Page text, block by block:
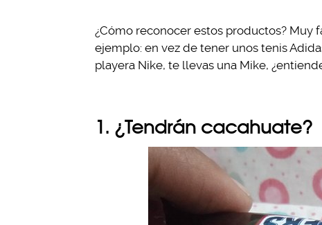
¿Cómo reconocer estos productos? Muy
ejemplo: en vez de tener unos tenis
playera Nike, te llevas una Mike,
1. ¿Tendrán cacahuate?